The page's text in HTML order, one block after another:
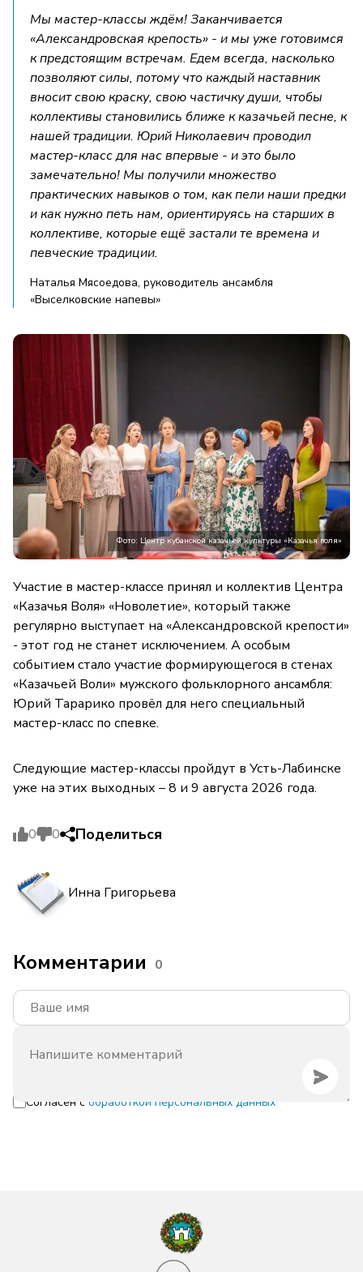
Мы мастер-классы ждём! Заканчивается
«Александровская крепость» - и мы уже готовимся
к предстоящим встречам. Едем всегда, насколько
позволяют силы, потому что каждый наставник
вносит свою краску, свою частичку души, чтобы
коллективы становились ближе к казачьей песне, к
нашей традиции. Юрий Николаевич проводил
мастер-класс для нас впервые - и это было
замечательно! Мы получили множество
практических навыков о том, как пели наши предки
и как нужно петь нам, ориентируясь на старших в
коллективе, которые ещё застали те времена и
певческие традиции.
Наталья Мясоедова, руководитель ансамбля
«Выселковские напевы»
Фото: Центр кубанской казачьей культуры «Казачья воля»
Участие в мастер-классе принял и коллектив Центра
«Казачья Воля» «Новолетие», который также
регулярно выступает на «Александровской крепости»
- этот год не станет исключением. А особым
событием стало участие формирующегося в стенах
«Казачьей Воли» мужского фольклорного ансамбля:
Юрий Тарарико провёл для него специальный
мастер-класс по спевке.
Следующие мастер-классы пройдут в Усть-Лабинске
уже на этих выходных – 8 и 9 августа 2026 года.
0 0 Поделиться
Инна Григорьева
Комментарии 0
Согласен с обработкой персональных данных